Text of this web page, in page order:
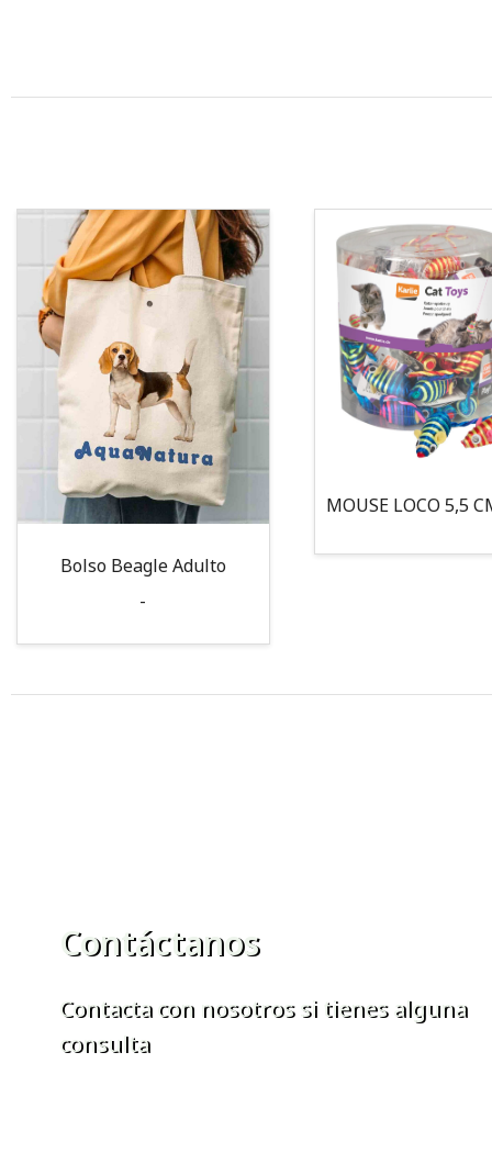
Bolso Beagle Adulto
-
Contáctanos
Contacta con nosotros si tienes alguna
consulta